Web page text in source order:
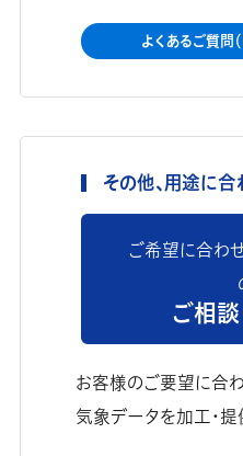
よくあるご質問
その他、用途に
ご希望に合わ
ご相談
お客様のご要望に合
気象データを加工・提